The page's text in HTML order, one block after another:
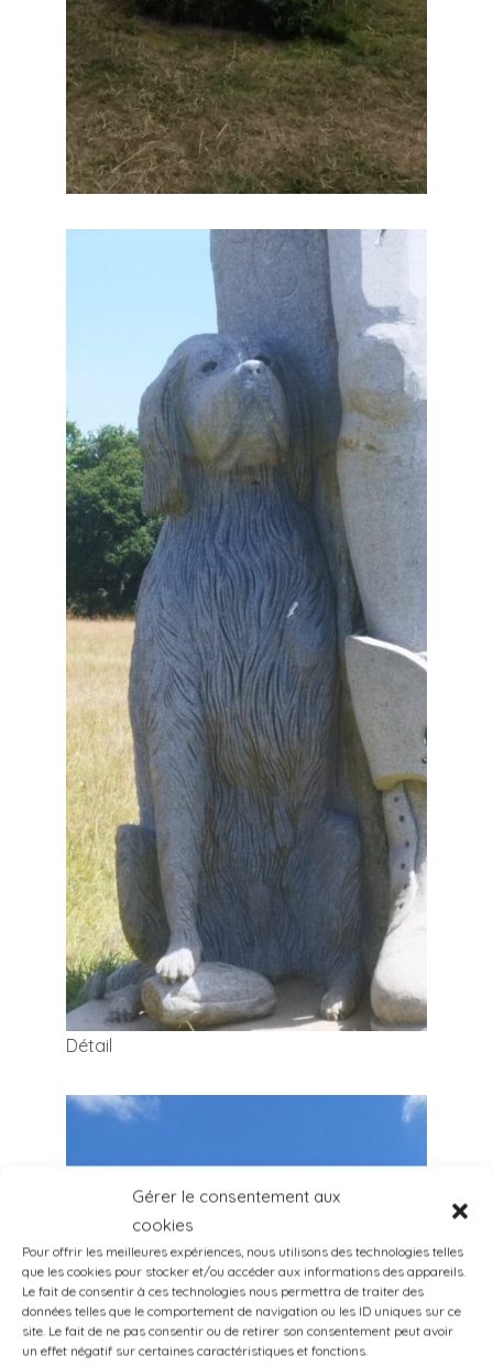
Gérer le consentement aux
cookies
Pour offrir les meilleures expériences, nous utilisons des technologies telles
que les cookies pour stocker et/ou accéder aux informations des appareils.
Le fait de consentir à ces technologies nous permettra de traiter des
données telles que le comportement de navigation ou les ID uniques sur ce
site. Le fait de ne pas consentir ou de retirer son consentement peut avoir
un effet négatif sur certaines caractéristiques et fonctions.
Détail